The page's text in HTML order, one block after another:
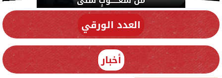
العدد الورقي
أخبار